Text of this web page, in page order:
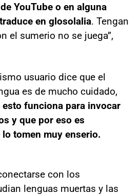
YouTube o en alguna
en glosolalia. Tengan
el sumerio no se juega”,
usuario dice que el
es de mucho cuidado,
esto funciona para invocar
y que por eso es
tomen muy enserio.
con los
lenguas muertas y las